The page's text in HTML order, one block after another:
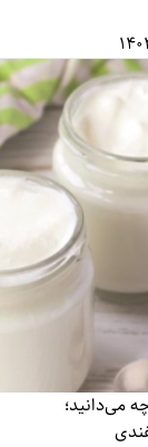
می‌دانید؛